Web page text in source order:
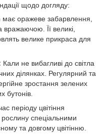
щодо догляду:
оражеве забарвлення,
Її великі,
велике прикраса для
Кали не вибагливі до світла
ділянках. Регулярний та
зростання зелених
бутонів.
періоду цвітіння
спеціальними
та довгому цвітінню.